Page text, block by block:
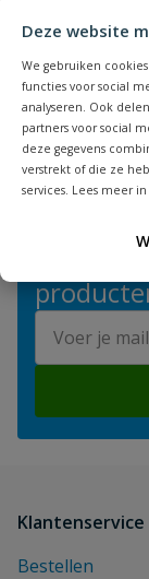
Deze website
We gebruiken
functies voor social
analyseren. Ook
partners voor social
deze gegevens
verstrekt of die ze
services. Lees meer in
1product
Blijf op
Klantenservice
Bestellen